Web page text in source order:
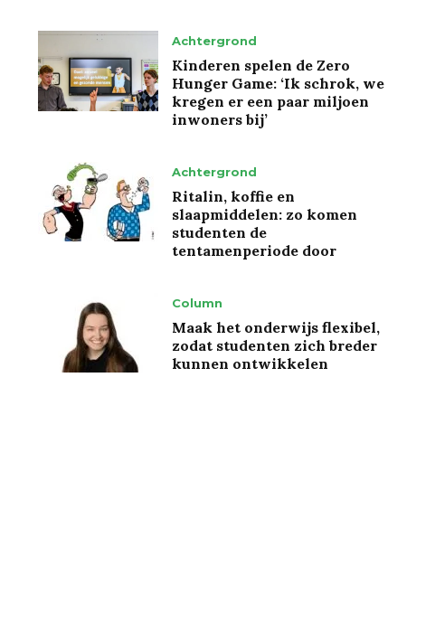
Achtergrond
Kinderen spelen de Zero
Hunger Game: ‘Ik schrok, we
kregen er een paar miljoen
inwoners bij’
Achtergrond
Ritalin, koffie en
slaapmiddelen: zo komen
studenten de
tentamenperiode door
Column
Maak het onderwijs flexibel,
zodat studenten zich breder
kunnen ontwikkelen